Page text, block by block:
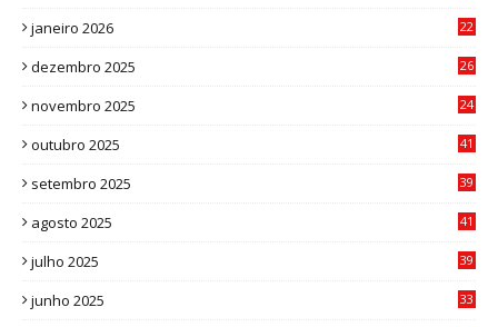
janeiro 2026
22
dezembro 2025
26
novembro 2025
24
outubro 2025
41
setembro 2025
39
agosto 2025
41
julho 2025
39
junho 2025
33